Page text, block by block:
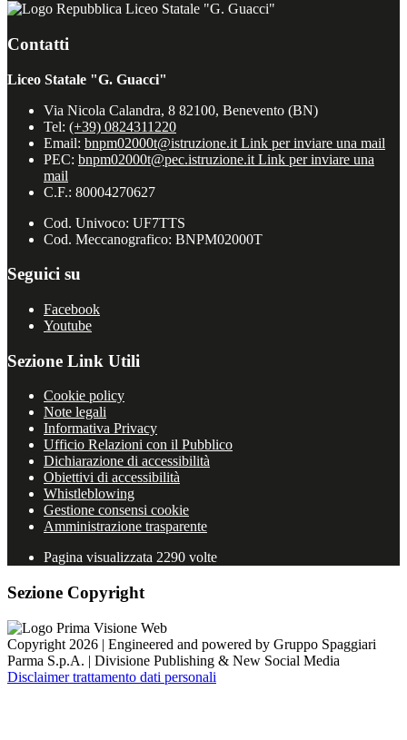
Liceo Statale "G. Guacci"
Contatti
Liceo Statale "G. Guacci"
Via Nicola Calandra, 8 82100, Benevento (BN)
Tel: (+39) 0824311220
Email: bnpm02000t@istruzione.it Link per inviare una mail
PEC: bnpm02000t@pec.istruzione.it Link per inviare una
mail
C.F.: 80004270627
Cod. Univoco: UF7TTS
Cod. Meccanografico: BNPM02000T
Seguici su
Facebook
Youtube
Sezione Link Utili
Cookie policy
Note legali
Informativa Privacy
Ufficio Relazioni con il Pubblico
Dichiarazione di accessibilità
Obiettivi di accessibilità
Whistleblowing
Gestione consensi cookie
Amministrazione trasparente
Pagina visualizzata 2290 volte
Sezione Copyright
Copyright 2026 | Engineered and powered by Gruppo Spaggiari
Parma S.p.A. | Divisione Publishing & New Social Media
Disclaimer trattamento dati personali